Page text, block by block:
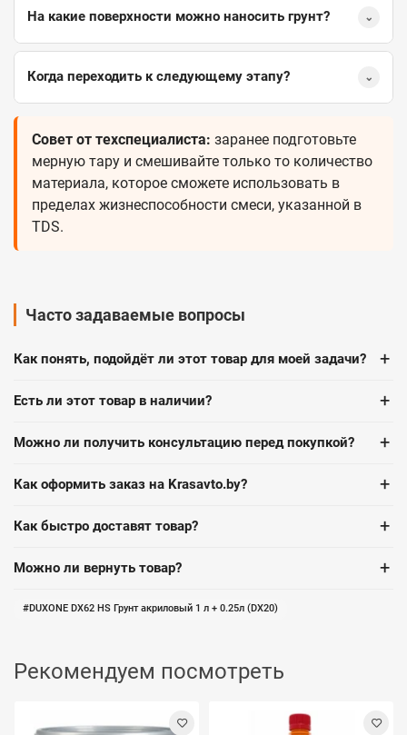
На какие поверхности можно наносить грунт? ⌄
Когда переходить к следующему этапу? ⌄
Совет от техспециалиста: заранее подготовьте
мерную тару и смешивайте только то количество
материала, которое сможете использовать в
пределах жизнеспособности смеси, указанной в
TDS.
Часто задаваемые вопросы
Как понять, подойдёт ли этот товар для моей задачи? +
Есть ли этот товар в наличии? +
Можно ли получить консультацию перед покупкой? +
Как оформить заказ на Krasavto.by? +
Как быстро доставят товар? +
Можно ли вернуть товар? +
DUXONE DX62 HS Грунт акриловый 1 л + 0.25л (DX20)
Рекомендуем посмотреть